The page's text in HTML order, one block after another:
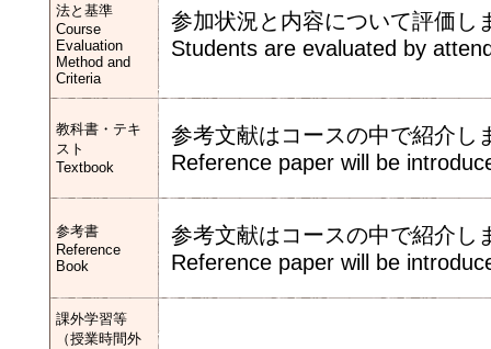
法と基準
Course
Evaluation
Method and
Criteria
参加状況と内容について評価し
Students are evaluated by
教科書・テキ
スト
Textbook
参考文献はコースの中で紹介し
Reference paper will be
参考書
Reference
Book
参考文献はコースの中で紹介し
Reference paper will be
課外学習等
（授業時間外